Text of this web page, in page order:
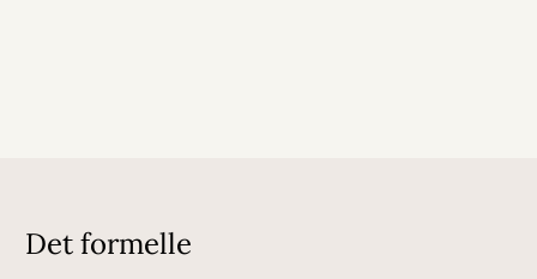
Det formelle